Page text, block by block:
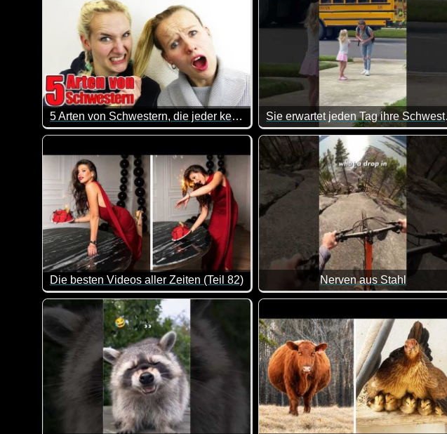
5 Arten von Schwestern, die jeder kennt
Und, erkennst du deine Schwester in diesem Video wieder? Ich glaube bei
Sie
Da geht einem doch richtig das
Die besten Videos aller Zeiten (Teil 82)
Hier kannst du dich ganz entspannt mit ein paar Chips und etwas Leckerem
Nerven aus Stahl
Da wird mir schon beim Zusehen